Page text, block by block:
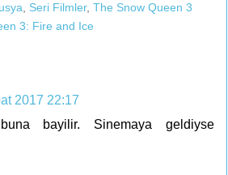
, Seri Filmler, The Snow Queen 3
3: Fire and Ice
2017 22:17
bayilir. Sinemaya geldiyse